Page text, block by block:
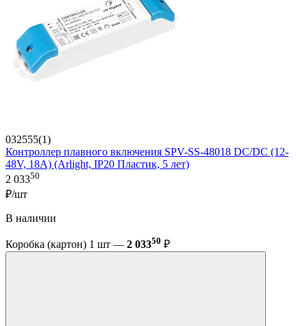
032555(1)
Контроллер плавного включения SPV-SS-48018 DC/DC (12-
48V, 18A) (Arlight, IP20 Пластик, 5 лет)
2 03350
₽/шт
В наличии
Коробка (картон) 1 шт — 2 03350 ₽